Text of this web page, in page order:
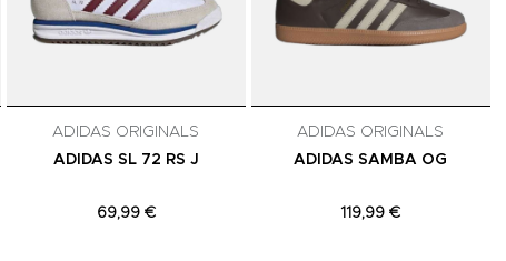
ADIDAS ORIGINALS
ADIDAS SL 72 RS J
69,99 €
ADIDAS ORIGINALS
ADIDAS SAMBA OG
119,99 €